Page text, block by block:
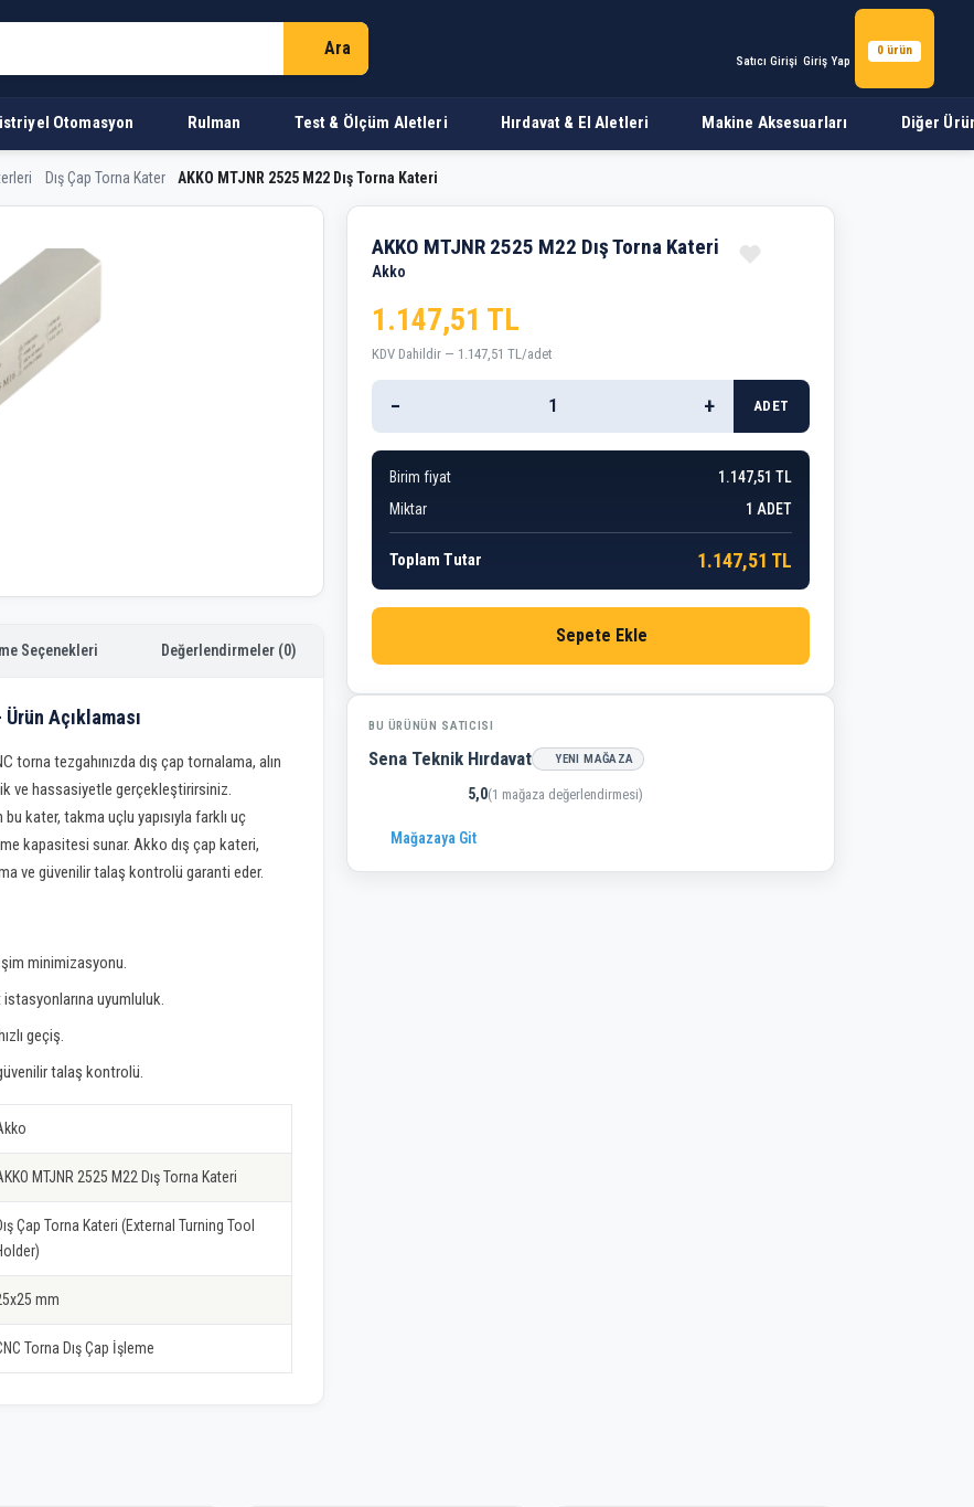
Ara
Satıcı Girişi Giriş Yap
0 ürün
Otomasyon Rulman Test & Ölçüm Aletleri Hırdavat & El Aletleri Makine Aksesuarları Diğer
Dış Çap Torna Kater AKKO MTJNR 2525 M22 Dış Torna Kateri
Dış Torna Kateri
Seçenekleri Değerlendirmeler (0)
Açıklaması
torna tezgahınızda dış çap tornalama, alın
ve hassasiyetle gerçekleştirirsiniz.
kater, takma uçlu yapısıyla farklı uç
kapasitesi sunar. Akko dış çap kateri,
ve güvenilir talaş kontrolü garanti eder.
minimizasyonu.
uyumluluk.
geçiş.
talaş kontrolü.
MTJNR 2525 M22 Dış Torna Kateri
Çap Torna Kateri (External Turning Tool
mm
Torna Dış Çap İşleme
AKKO MTJNR 2525 M22 Dış Torna Kateri
Akko
1.147,51 TL
KDV Dahildir — 1.147,51 TL/adet
− + ADET
Birim fiyat
1.147,51 TL
Miktar
1 ADET
Toplam Tutar 1.147,51 TL
Sepete Ekle
BU ÜRÜNÜN SATICISI
Sena Teknik Hırdavat YENI MAĞAZA
5,0(1 mağaza değerlendirmesi)
Mağazaya Git